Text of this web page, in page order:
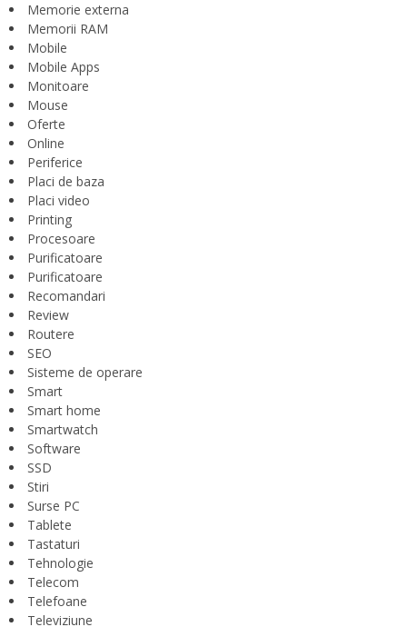
Memorie externa
Memorii RAM
Mobile
Mobile Apps
Monitoare
Mouse
Oferte
Online
Periferice
Placi de baza
Placi video
Printing
Procesoare
Purificatoare
Purificatoare
Recomandari
Review
Routere
SEO
Sisteme de operare
Smart
Smart home
Smartwatch
Software
SSD
Stiri
Surse PC
Tablete
Tastaturi
Tehnologie
Telecom
Telefoane
Televiziune